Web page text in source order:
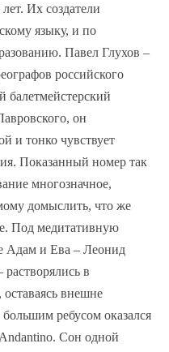
Их создатели
языку, и по
Павел Глухов –
российского
балетмейстерский
он
и тонко чувствует
Показанный номер так
многозначное,
домыслить, что же
Под медитативную
Адам и Ева – Леонид
в
внешне
ребусом оказался
Сон одной